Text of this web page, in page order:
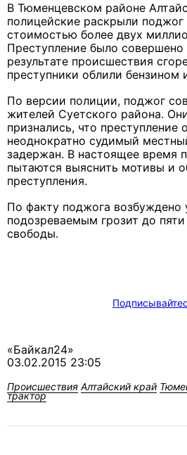
В Тюменцевском районе
полицейские раскрыли поджог
стоимостью более двух
Преступление было
результате происшествия
преступники облили бензином
По версии полиции, поджог
жителей Суетского района.
признались, что преступление
неоднократно судимый
задержан. В настоящее время
пытаются выяснить мотивы и
преступления.
По факту поджога возбуждено
подозреваемым грозит до
свободы.
«Байкал24»
03.02.2015 23:05
Происшествия Алтайский край
трактор